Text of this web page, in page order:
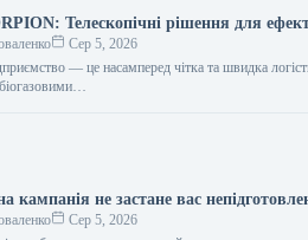
Телескопічні рішення для
Сер 5, 2026
— це насамперед чітка та швидка
кампанія не застане вас
Сер 5, 2026